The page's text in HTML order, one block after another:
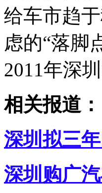
给车市趋
虑的“落脚
2011年深
相关报道：
深圳拟三
深圳购广